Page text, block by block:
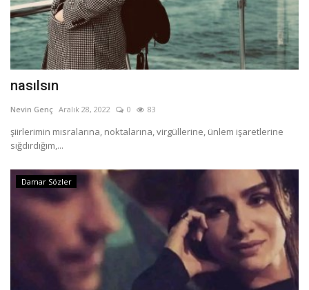
nasılsın
Nevin Genç Aralık 28, 2022 0 83
şiirlerimin mısralarına, noktalarına, virgüllerine, ünlem işaretlerine
sığdırdığım,...
Damar Sözler